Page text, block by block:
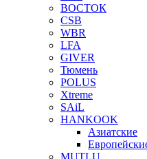
ВОСТОК
CSB
WBR
LFA
GIVER
Тюмень
POLUS
Xtreme
SAiL
HANKOOK
Азиатские
MUTLU